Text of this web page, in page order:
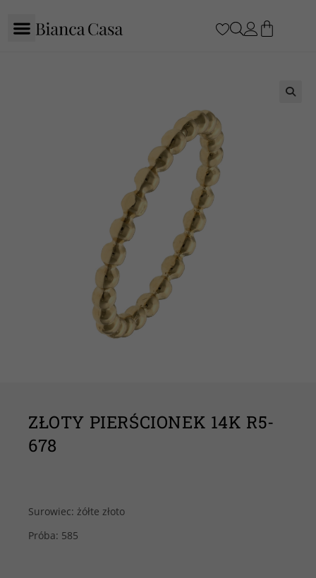
ZŁOTY PIERŚCIONEK 14K R5-
678
Surowiec: żółte złoto
Próba: 585